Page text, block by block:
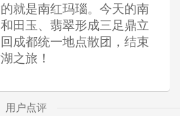
就是南红玛瑙。今天的南
田玉、翡翠形成三足鼎立
成都统一地点散团，结束
之旅！
用户点评